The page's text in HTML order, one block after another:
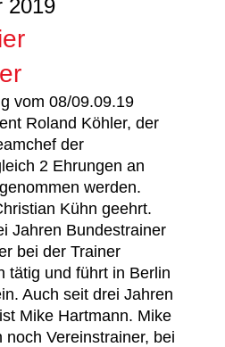
2019
vom 08/09.09.19
Roland Köhler, der
der
2 Ehrungen an
werden.
Kühn geehrt.
Jahren Bundestrainer
bei der Trainer
tätig und führt in Berlin
Auch seit drei Jahren
Mike Hartmann. Mike
noch Vereinstrainer, bei